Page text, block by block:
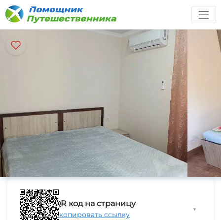
QR код на страницу
Скопировать ссылку
▼